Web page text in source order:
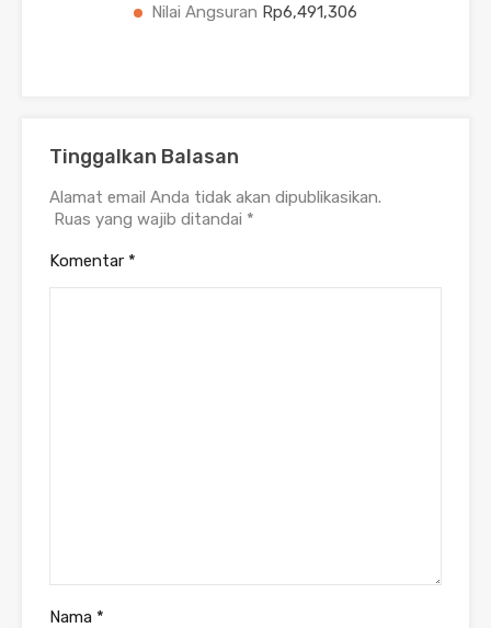
Nilai Angsuran Rp6,491,306
Tinggalkan Balasan
Alamat email Anda tidak akan dipublikasikan.
Ruas yang wajib ditandai *
Komentar *
Nama *